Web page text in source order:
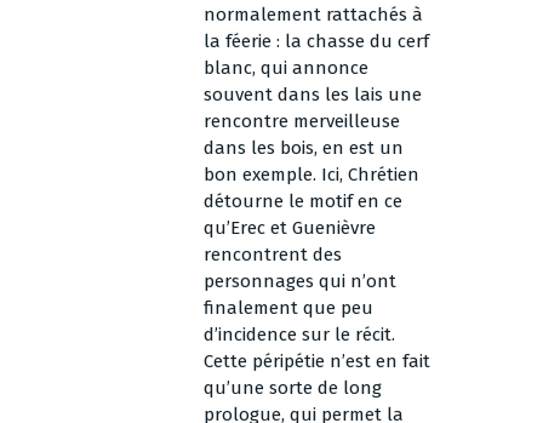
normalement rattachés à
la féerie : la chasse du cerf
blanc, qui annonce
souvent dans les lais une
rencontre merveilleuse
dans les bois, en est un
bon exemple. Ici, Chrétien
détourne le motif en ce
qu’Erec et Guenièvre
rencontrent des
personnages qui n’ont
finalement que peu
d’incidence sur le récit.
Cette péripétie n’est en fait
qu’une sorte de long
prologue, qui permet la